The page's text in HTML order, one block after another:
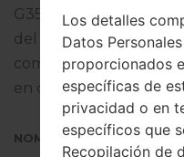
G3568VZMS0AQC1.
del firmware dado es
completo sobre cómo
en dispositivos
NOMBRE DE ARCHIVO
Los detalles
Datos
proporcionados
específicas de
privacidad o en
específicos que
Recopilación de